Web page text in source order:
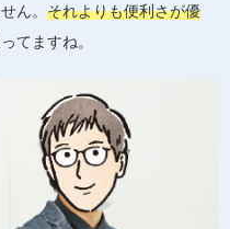
ん。 それよりも便利さが優
てますね。